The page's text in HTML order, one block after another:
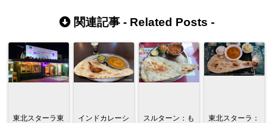
関連記事 - Related Posts -
東北スターラ東
インドカレーシ
スルターン：も
東北スターラ：